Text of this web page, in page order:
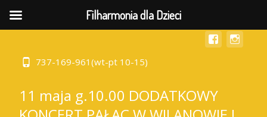
737-169-961(wt-pt 10-15)
11 maja g.10.00 DODATKOWY
Filharmonia dla Dzieci